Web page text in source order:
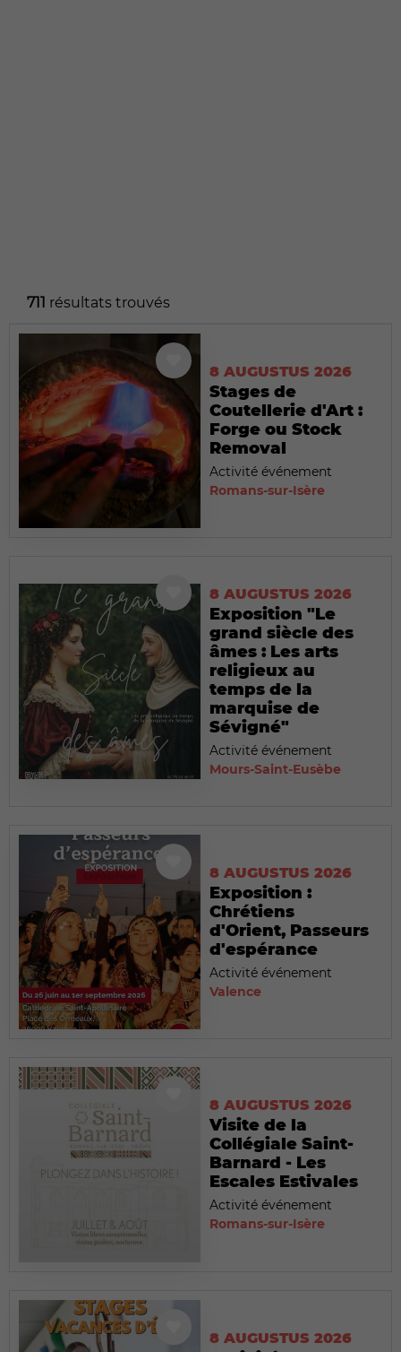
711 résultats trouvés
8 AUGUSTUS 2026
Stages de
Coutellerie d'Art :
Forge ou Stock
Removal
Activité événement
Romans-sur-Isère
8 AUGUSTUS 2026
Exposition "Le
grand siècle des
âmes : Les arts
religieux au
temps de la
marquise de
Sévigné"
Activité événement
Mours-Saint-Eusèbe
8 AUGUSTUS 2026
Exposition :
Chrétiens
d'Orient, Passeurs
d'espérance
Activité événement
Valence
8 AUGUSTUS 2026
Visite de la
Collégiale Saint-
Barnard - Les
Escales Estivales
Activité événement
Romans-sur-Isère
8 AUGUSTUS 2026